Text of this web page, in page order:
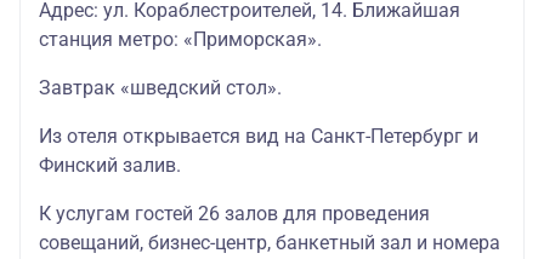
Адрес: ул. Кораблестроителей, 14. Ближайшая
станция метро: «Приморская».
Завтрак «шведский стол».
Из отеля открывается вид на Санкт-Петербург и
Финский залив.
К услугам гостей 26 залов для проведения
совещаний, бизнес-центр, банкетный зал и номера